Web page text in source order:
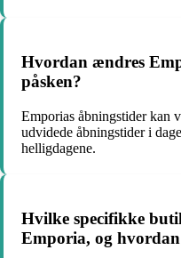
Hvordan ændres
påsken?
Emporias åbningstider kan
udvidede åbningstider i
helligdagene.
Hvilke specifikke
Emporia, og